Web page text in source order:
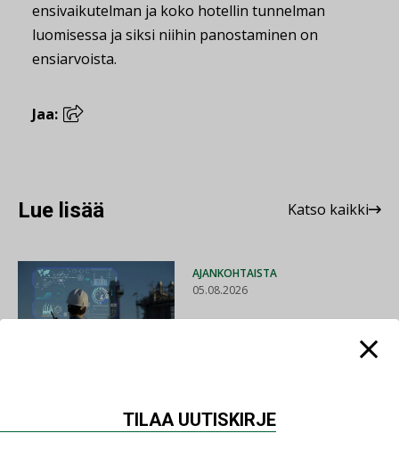
ensivaikutelman ja koko hotellin tunnelman
luomisessa ja siksi niihin panostaminen on
ensiarvoista.
Jaa:
Lue lisää Katso kaikki
AJANKOHTAISTA
05.08.2026
voimakkaasti: ”Tulevat
yhteen”
TILAA UUTISKIRJE